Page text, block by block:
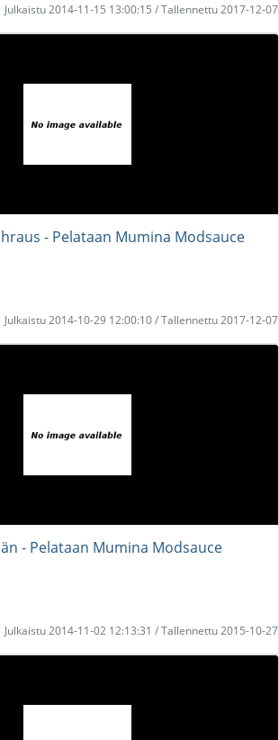
Julkaistu 2014-11-15 13:00:15 / Tallennettu 2017-12-07
- Pelataan Mumina Modsauce
Julkaistu 2014-10-29 12:00:10 / Tallennettu 2017-12-07
- Pelataan Mumina Modsauce
Julkaistu 2014-11-02 12:13:31 / Tallennettu 2015-10-27